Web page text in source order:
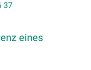
37
eines